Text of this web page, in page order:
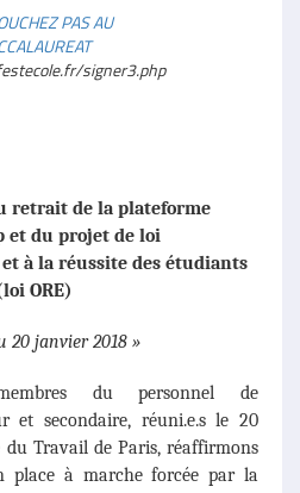
PAS AU
signer3.php
retrait de la plateforme
et du projet de loi
à la réussite des étudiants
ORE)
20 janvier 2018 »
du personnel de
et secondaire, réuni.e.s le 20
Travail de Paris, réaffirmons
place à marche forcée par la